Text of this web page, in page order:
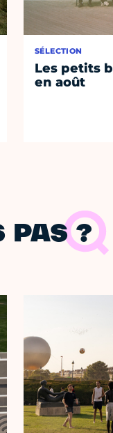
SÉLECTION
Les petits
en août
PAS ?